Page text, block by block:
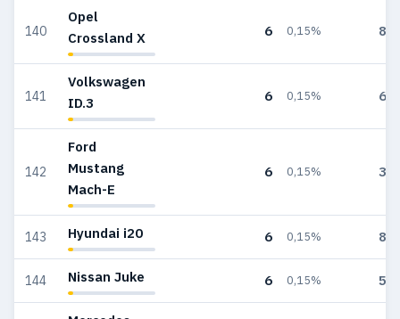
140
Opel
Crossland X
6 0,15% 82
141
Volkswagen
ID.3
6 0,15% 66
142
Ford
Mustang
Mach-E
6 0,15% 34
143 Hyundai i20 6 0,15% 80
144 Nissan Juke 6 0,15% 53